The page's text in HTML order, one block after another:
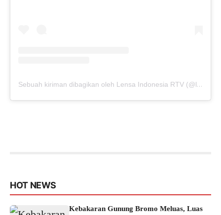
Sebuah kiriman dibagikan oleh Lensa Indonesia RTV (@lensaindonesiartv)
HOT NEWS
Kebakaran Gunung Bromo Meluas, Luas